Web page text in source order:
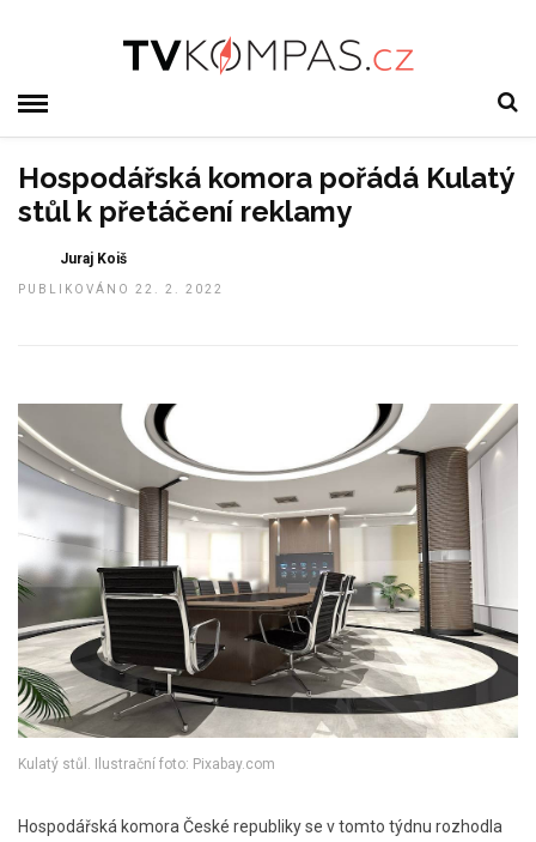
Hospodářská komora pořádá Kulatý
stůl k přetáčení reklamy
Juraj Koiš
PUBLIKOVÁNO 22. 2. 2022
Kulatý stůl. Ilustrační foto: Pixabay.com
Hospodářská komora České republiky se v tomto týdnu rozhodla